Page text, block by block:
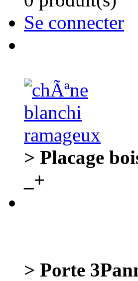
Se connecter
> Placage
_+
> Porte